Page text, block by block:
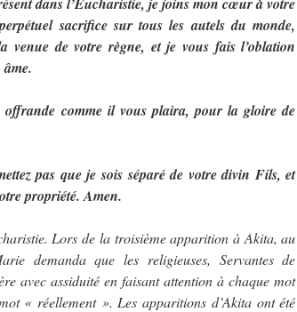
sacrifice sur tous les autels du monde,
venue de votre règne, et je vous fais l’oblation
offrande comme il vous plaira, pour la gloire de
pas que je sois séparé de votre divin Fils, et
propriété. Amen.
Lors de la troisième apparition à Akita, au
demanda que les religieuses, Servantes de
avec assiduité en faisant attention à chaque mot
« réellement ». Les apparitions d’Akita ont été